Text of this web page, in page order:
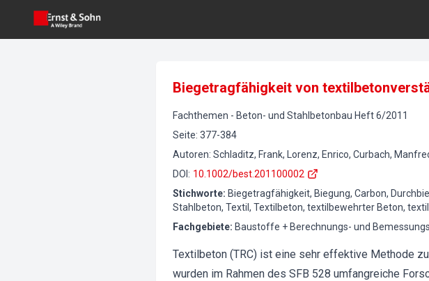
Biegetragfähigkeit von
Fachthemen - Beton- und Stahlbetonbau Heft6/2011
Seite: 377-384
Autoren: Schladitz, Frank, Lorenz, Enrico, Curbach,
DOI : 10.1002/best.201100002
Stichworte: Biegetragfähigkeit, Biegung, Carbon,
Stahlbeton, Textil, Textilbeton, textilbewehrter Beton,
Fachgebiete: Baustoffe + Berechnungs- und
Textilbeton (TRC) ist eine sehr effektive Methode
wurden im Rahmen des SFB 528 umfangreiche